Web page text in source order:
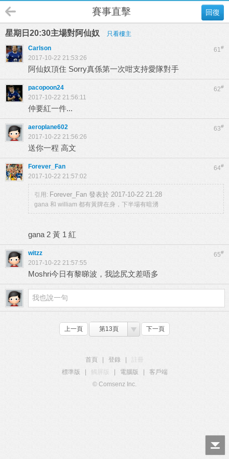
回復
賽事直擊
星期日20:30主場對阿仙奴 只看樓主
61#
Carlson
2017-10-22 21:53:26
阿仙奴頂住 Sorry真係第一次咁支持愛隊對手
62#
pacopoon24
2017-10-22 21:56:11
仲要紅一件...
63#
aeroplane602
2017-10-22 21:56:26
送你一程 高文
64#
Forever_Fan
2017-10-22 21:57:02
引用: Forever_Fan 發表於 2017-10-22 21:28
gana 和 william 都有黃牌在身，下半場有暗湧
gana 2 黃 1 紅
65#
witzz
2017-10-22 21:57:55
Moshri今日有黎睇波，我諗尻文差唔多
上一頁 第13頁 下一頁
首頁 登錄
標準版
觸屏版 電腦版
客戶端
© Comsenz Inc.